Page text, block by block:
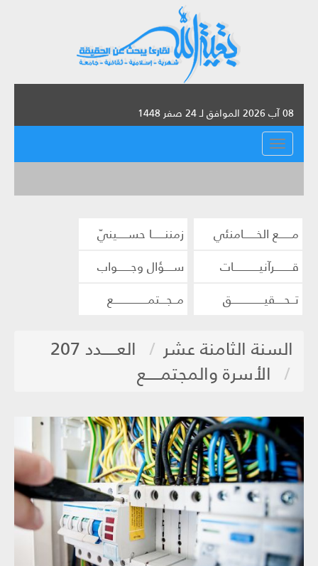
08 آب 2026 الموافق لـ 24 صفر 1448
القائمة
مــــــع الخــــــامنئي
زمننــــــا حســـــينيّ
قــــــــرآنيــــــــــــات
ســــؤال وجــــــواب
تــحــــقيـــــــــــــــق
مــجـــتمــــــــــــــــع
السنة الثامنة عشر
العـــــدد 207
الأسرة والمجتمـــــع